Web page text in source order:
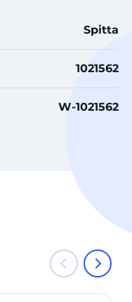
Spitta
1021562
W-1021562